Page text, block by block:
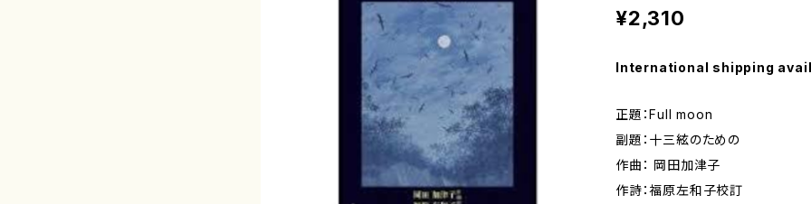
¥2,310
International shipping
正題：Full moon
副題：十三絃のための
作曲： 岡田加津子
作詩：福原左和子校訂